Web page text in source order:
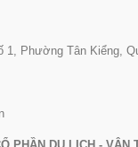
Phường Tân Kiểng,